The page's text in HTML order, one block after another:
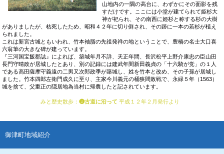
山地内の一隅の高台に、わずかにその面影を残
すだけです。ここには小堂が建てられて姫杉大
神が祀られ、その南西に姫杉と称する杉の大樹
がありましたが、枯死したため、昭和４２年に切り倒され、その跡に一本の若杉が植え
られました。
これは新宮古城ともいわれ、竹本袖脂の先祖発祥の地ということで、豊橋の名士大口喜
六翁筆の大きな碑が建っています。
『三河国宝飯郡誌』によれば、築城年月不詳、天正年間、長沢松平上野介康忠の臣山田
長門守晴政が居城したとあり、別の記録には建武年間新田義貞の「十六騎が党」の１人
である高田薩摩守義遠の二男又次郎政季が築城し、姓を竹本と改め、その子孫が居城し
ました。竹本四郎左衛門成久に至り、主家今川義元の桶狭間敗戦で、永緑５年（1563）
城を捨て、父重正の隠居地為当村に帰農したと記されています。
みと歴史散歩 ：❷古道に沿って 平成１２年２月発行より
御津町地域紹介